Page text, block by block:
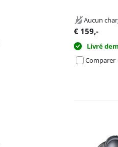
Aucun
€ 159,-
Livré
Comparer